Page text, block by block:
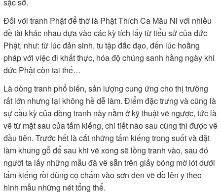
Đối với tranh Phật để thờ là Phật Thích Ca Mâu Ni với nhiều
đề tài khác nhau dựa vào các kỳ tích lấy từ tiểu sử của đức
Phật, như: từ lúc đản sinh, tu tập đắc đạo, đến lúc hoằng
pháp với việc đi khất thực, hóa độ chúng sanh hằng ngày khi
đức Phật còn tại thế…
Là dòng tranh phổ biến, sản lượng cung ứng cho thị trường
rất lớn nhưng lại không hề dễ làm. Điểm đặc trưng và cũng là
sự cầu kỳ của dòng tranh này nằm ở kỹ thuật vẽ ngược, tức là
vẽ từ mặt sau của tấm kiếng, chi tiết nào sau cùng thì được vẽ
đầu tiên. Trước hết là cắt những tấm kiếng trong suốt và đặt
làm khung gỗ để sau khi vẽ xong sẽ lồng tranh vào, sau đó
người ta lấy những mẫu đã vẽ sẵn trên giấy bóng mờ lót dưới
tấm kiếng rồi dùng cọ chấm vào sơn đen vẽ đồ lên y theo
hình mẫu những nét tổng thể.